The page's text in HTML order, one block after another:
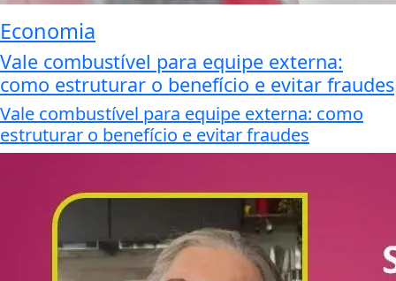
Economia
Vale combustível para equipe externa:
como estruturar o benefício e evitar fraudes
Vale combustível para equipe externa: como
estruturar o benefício e evitar fraudes